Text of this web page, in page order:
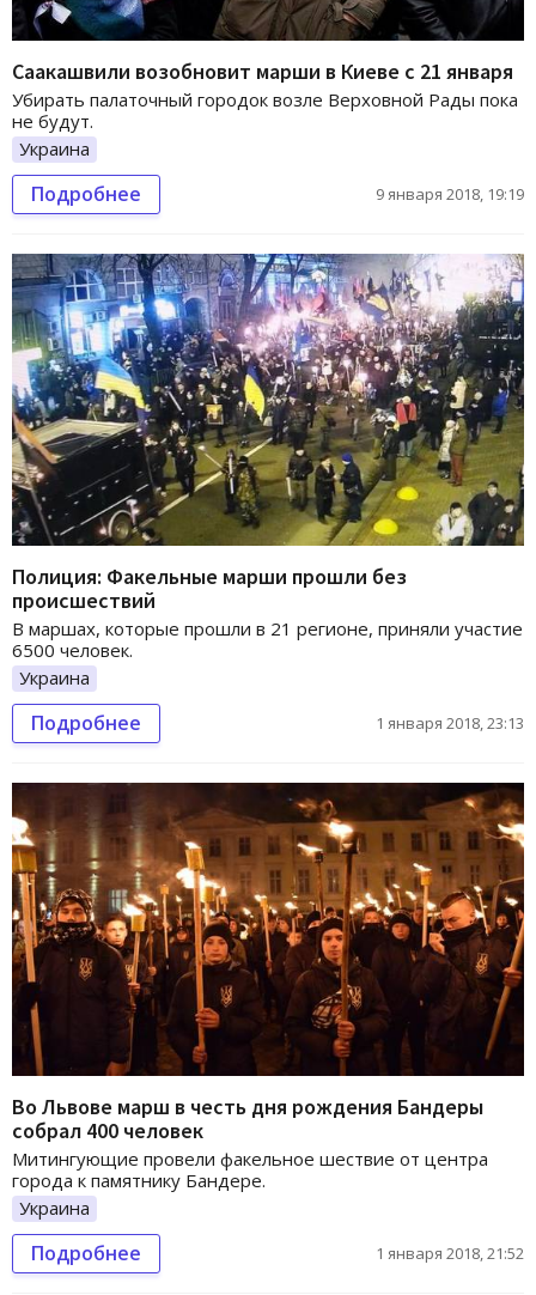
Саакашвили возобновит марши в Киеве с 21 января
Убирать палаточный городок возле Верховной Рады пока
не будут.
Украина
Подробнее 9 января 2018, 19:19
Полиция: Факельные марши прошли без
происшествий
В маршах, которые прошли в 21 регионе, приняли участие
6500 человек.
Украина
Подробнее 1 января 2018, 23:13
Во Львове марш в честь дня рождения Бандеры
собрал 400 человек
Митингующие провели факельное шествие от центра
города к памятнику Бандере.
Украина
Подробнее 1 января 2018, 21:52